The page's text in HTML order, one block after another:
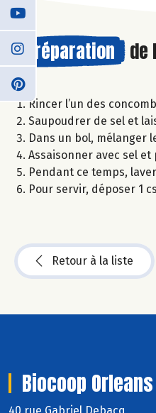
Préparation de
Rincer l’un des
Saupoudrer de sel et
Dans un bol, mélanger
Assaisonner avec sel
Pendant ce temps,
Pour servir, déposer 1
Retour à la liste
Biocoop Orleans
40 rue Gabriel Debacq